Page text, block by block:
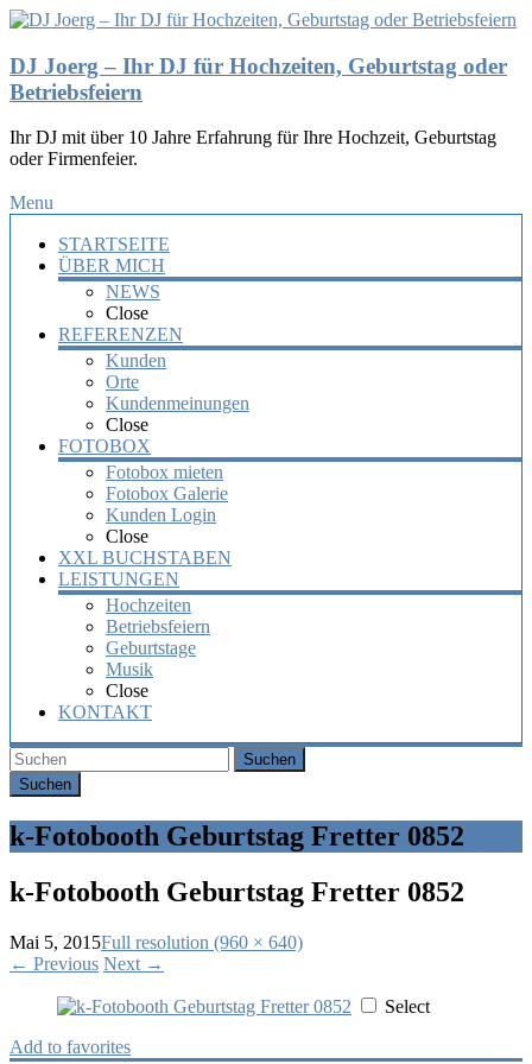
DJ Joerg – Ihr DJ für Hochzeiten, Geburtstag oder
Betriebsfeiern
Ihr DJ mit über 10 Jahre Erfahrung für Ihre Hochzeit, Geburtstag
oder Firmenfeier.
Menu
STARTSEITE
ÜBER MICH
NEWS
Close
REFERENZEN
Kunden
Orte
Kundenmeinungen
Close
FOTOBOX
Fotobox mieten
Fotobox Galerie
Kunden Login
Close
XXL BUCHSTABEN
LEISTUNGEN
Hochzeiten
Betriebsfeiern
Geburtstage
Musik
Close
KONTAKT
Suchen
k-Fotobooth Geburtstag Fretter 0852
k-Fotobooth Geburtstag Fretter 0852
Mai 5, 2015Full resolution (960 × 640)
← Previous Next →
Select
Add to favorites